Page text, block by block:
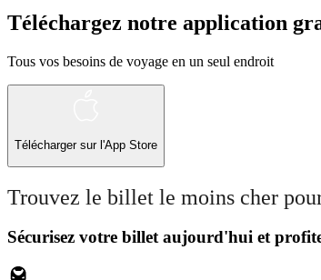
Téléchargez notre application
Tous vos besoins de voyage en un seul endroit
Télécharger sur l'App Store
Trouvez le billet le moins cher
Sécurisez votre billet aujourd'hui et